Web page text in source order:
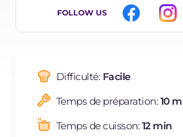
ES
BR
NL
FOLLOW US
Difficulté: Facile
Temps de préparation:10
Temps de cuisson:12 min